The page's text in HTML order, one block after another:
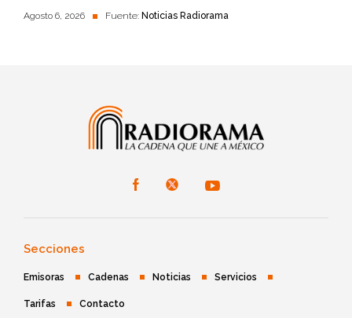
Agosto 6, 2026 Fuente: Noticias Radiorama
Secciones
Emisoras Cadenas Noticias Servicios
Tarifas Contacto